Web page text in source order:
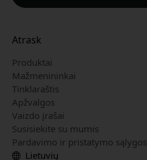
Atrask
Produktai
Mažmenininkai
Tinklaraštis
Apžvalgos
Vaizdo įrašai
Susisiekite su mumis
Pardavimo ir pristatymo sąlygos
Lietuvių